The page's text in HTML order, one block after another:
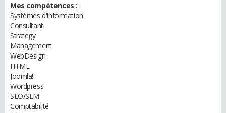
Mes compétences :
Systèmes d'information
Consultant
Strategy
Management
WebDesign
HTML
Joomla!
Wordpress
SEO/SEM
Comptabilité